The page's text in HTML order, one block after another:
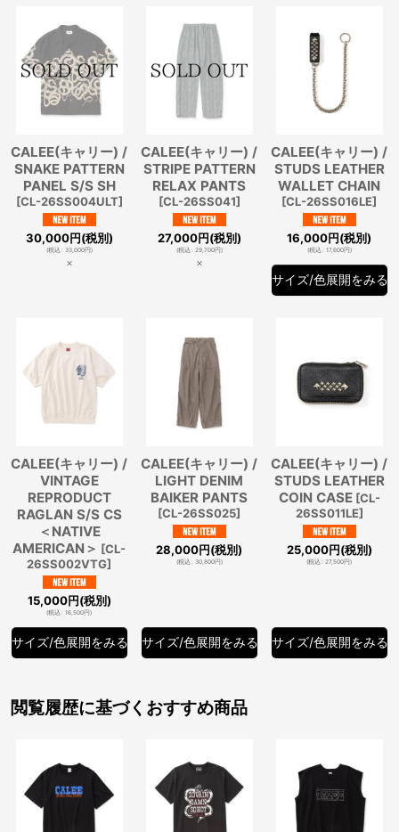
CALEE(キャリー) /
SNAKE PATTERN
PANEL S/S SH
[CL-26SS004ULT]
30,000円(税別)
(税込: 33,000円)
×
CALEE(キャリー) /
STRIPE PATTERN
RELAX PANTS
[CL-26SS041]
27,000円(税別)
(税込: 29,700円)
×
CALEE(キャリー) /
STUDS LEATHER
WALLET CHAIN
[CL-26SS016LE]
16,000円(税別)
(税込: 17,600円)
サイズ/色展開をみる
CALEE(キャリー) /
VINTAGE
REPRODUCT
RAGLAN S/S CS
＜NATIVE
AMERICAN＞ [CL-
26SS002VTG]
15,000円(税別)
(税込: 16,500円)
サイズ/色展開をみる
CALEE(キャリー) /
LIGHT DENIM
BAIKER PANTS
[CL-26SS025]
28,000円(税別)
(税込: 30,800円)
サイズ/色展開をみる
CALEE(キャリー) /
STUDS LEATHER
COIN CASE [CL-
26SS011LE]
25,000円(税別)
(税込: 27,500円)
サイズ/色展開をみる
閲覧履歴に基づくおすすめ商品